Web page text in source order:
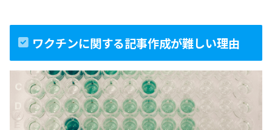
ワクチンに関する記事作成が難しい理由